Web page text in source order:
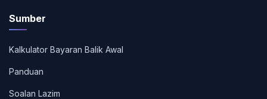
Sumber
Kalkulator Bayaran Balik Awal
Panduan
Soalan Lazim